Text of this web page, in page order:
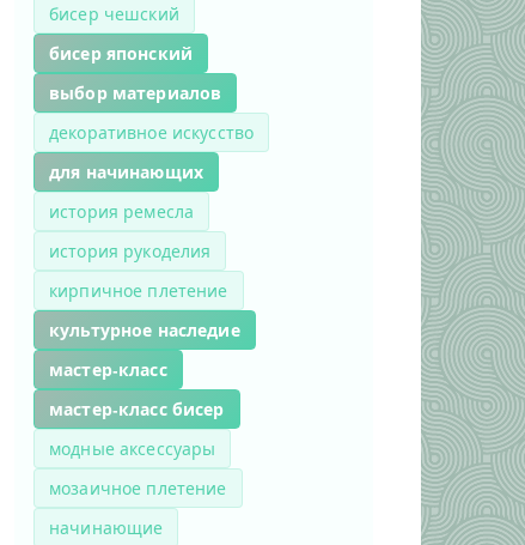
бисер чешский
бисер японский
выбор материалов
декоративное искусство
для начинающих
история ремесла
история рукоделия
кирпичное плетение
культурное наследие
мастер-класс
мастер-класс бисер
модные аксессуары
мозаичное плетение
начинающие